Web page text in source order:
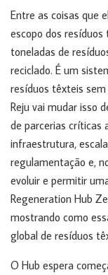
Entre as coisas que
escopo dos
toneladas de
reciclado. É um
resíduos têxteis
Reju vai mudar isso
de parcerias críticas
infraestrutura,
regulamentação e,
evoluir e permitir
Regeneration Hub
mostrando como
global de resíduos
O Hub espera